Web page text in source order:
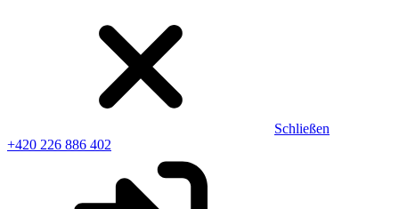
Schließen
+420 226 886 402